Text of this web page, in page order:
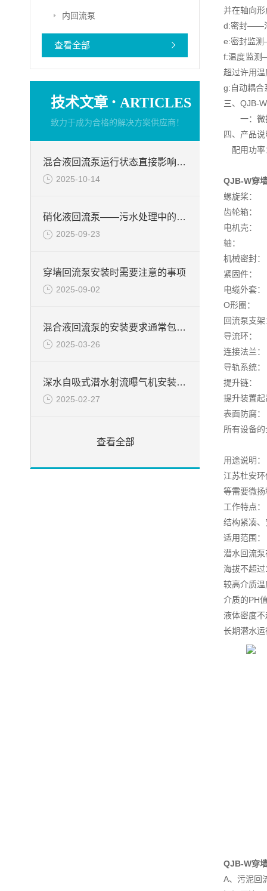
内回流泵
查看全部
技术文章 · ARTICLES
致力于成为合格的解决方案供应商！
混合液回流泵运行状态直接影响整个工艺流程的稳定性与效率
2025-10-14
硝化液回流泵——污水处理中的关键角色
2025-09-23
穿墙回流泵安装时需要注意的事项
2025-09-02
混合液回流泵的安装要求通常包括以下几个方面
2025-03-26
深水自吸式潜水射流曝气机安装简介
2025-02-27
查看全部
并在轴向
d:密封——
e:密封监测
f:温度监测
超过许用
g:自动耦
三、QJB-
一：微扬
四、产品
配用功率
QJB-W穿
螺旋桨
齿轮
电机壳
轴： 不
机械密
紧固件
电缆外
O形圈
回流泵
导流环
连接法
导轨系
提升链
提升装置
表面防腐
所有设备
用途说明：
江苏杜安
等需要微
工作特点：
结构紧凑
适用范围：
潜水回流
海拔不超
较高介质
介质的PH
液体密度
长期潜水
QJB-W穿
A、污泥回